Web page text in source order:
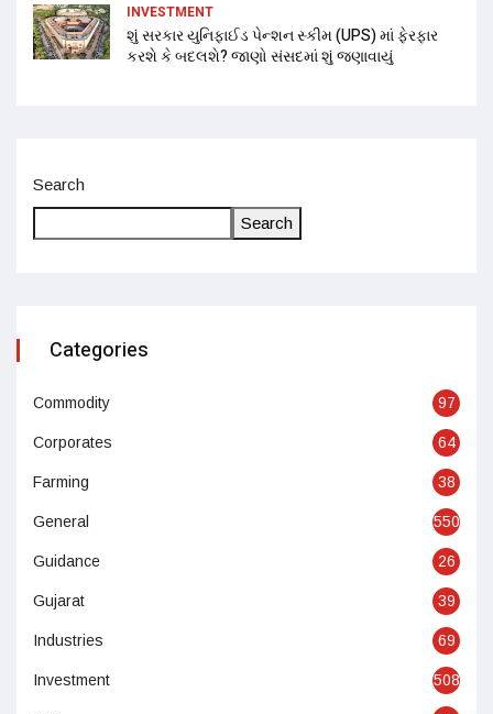
INVESTMENT
શું સરકાર યુનિફાઈડ પેન્શન સ્કીમ (UPS) માં ફેરફાર
કરશે કે બદલશે? જાણો સંસદમાં શું જણાવાયું
Search
Search
Categories
Commodity 97
Corporates 64
Farming 38
General 550
Guidance 26
Gujarat 39
Industries 69
Investment 508